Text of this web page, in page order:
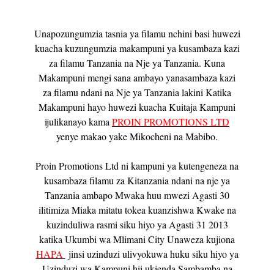
Unapozungumzia tasnia ya filamu nchini basi huwezi
kuacha kuzungumzia makampuni ya kusambaza kazi
za filamu Tanzania na Nje ya Tanzania. Kuna
Makampuni mengi sana ambayo yanasambaza kazi
za filamu ndani na Nje ya Tanzania lakini Katika
Makampuni hayo huwezi kuacha Kuitaja Kampuni
ijulikanayo kama PROIN PROMOTIONS LTD
yenye makao yake Mikocheni na Mabibo.
Proin Promotions Ltd ni kampuni ya kutengeneza na
kusambaza filamu za Kitanzania ndani na nje ya
Tanzania ambapo Mwaka huu mwezi Agasti 30
ilitimiza Miaka mitatu tokea kuanzishwa Kwake na
kuzinduliwa rasmi siku hiyo ya Agasti 31 2013
katika Ukumbi wa Mlimani City Unaweza kujiona
HAPA jinsi uzinduzi ulivyokuwa huku siku hiyo ya